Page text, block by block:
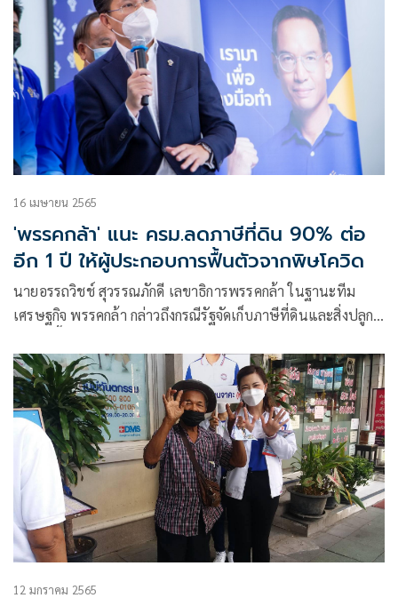
16 เมษายน 2565
'พรรคกล้า' แนะ ครม.ลดภาษีที่ดิน 90% ต่อ
อีก 1 ปี ให้ผู้ประกอบการฟื้นตัวจากพิษโควิด
นายอรรถวิชช์ สุวรรณภักดี เลขาธิการพรรคกล้า ในฐานะทีม
เศรษฐกิจ พรรคกล้า กล่าวถึงกรณีรัฐจัดเก็บภาษีที่ดินและสิ่งปลูก
เรียกร้องให้คณะ
12 มกราคม 2565